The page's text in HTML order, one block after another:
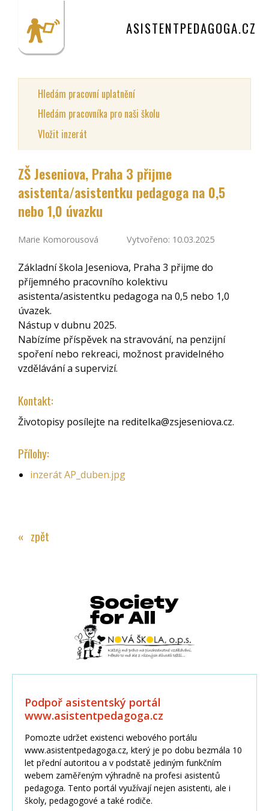
ASISTENTPEDAGOGA.CZ
Hledám pracovní uplatnění
Hledám pracovníka pro naši školu
Vložit inzerát
ZŠ Jeseniova, Praha 3 přijme
asistenta/asistentku pedagoga na 0,5
nebo 1,0 úvazku
Marie Komorousová Vytvořeno: 10.03.2025
Základní škola Jeseniova, Praha 3 přijme do
příjemného pracovního kolektivu
asistenta/asistentku pedagoga na 0,5 nebo 1,0
úvazek.
Nástup v dubnu 2025.
Nabízíme příspěvek na stravování, na penzijní
spoření nebo rekreaci, možnost pravidelného
vzdělávání a supervizí.
Kontakt:
Životopisy posílejte na reditelka@zsjeseniova.cz.
Přílohy:
inzerát AP_duben.jpg
« zpět